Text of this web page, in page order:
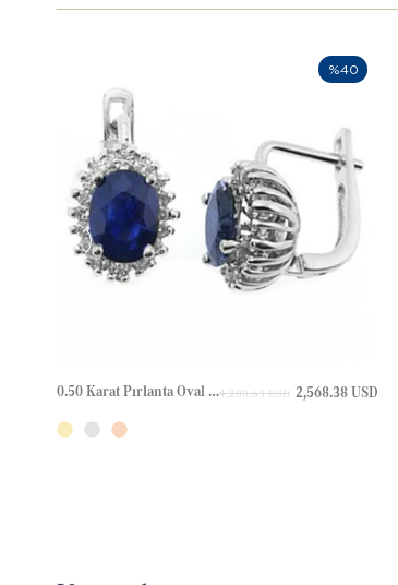
0.50 Karat Pırlanta Oval Safir Halo Çivili Altın Küpe 2,568.38 USD
4,280.63 USD
%40